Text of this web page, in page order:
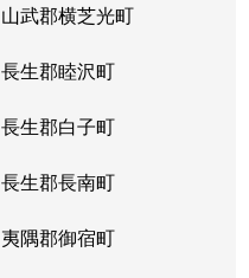
山武郡横芝光町
長生郡睦沢町
長生郡白子町
長生郡長南町
夷隅郡御宿町